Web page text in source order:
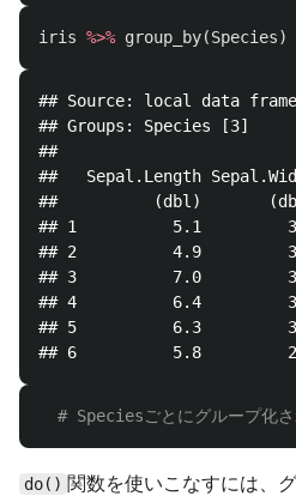
iris %>% group_by(Species)
## Source: local data
## Groups: Species [3]
##
##   Sepal.Length
##          (dbl)
## 1          5.1
## 2          4.9
## 3          7.0
## 4          6.4
## 5          6.3
# Speciesごとにグループ化
do() 関数を使いこなすには、